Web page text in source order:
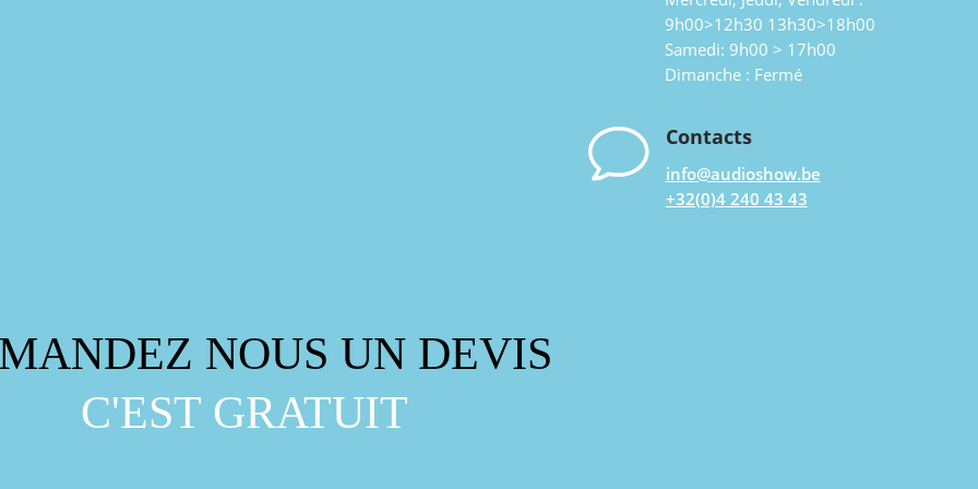
9h00>12h30 13h30>18h00
Samedi: 9h00 > 17h00
Dimanche : Fermé
v Contacts
info@audioshow.be
+32(0)4 240 43 43
NOUS UN DEVIS
C'EST GRATUIT